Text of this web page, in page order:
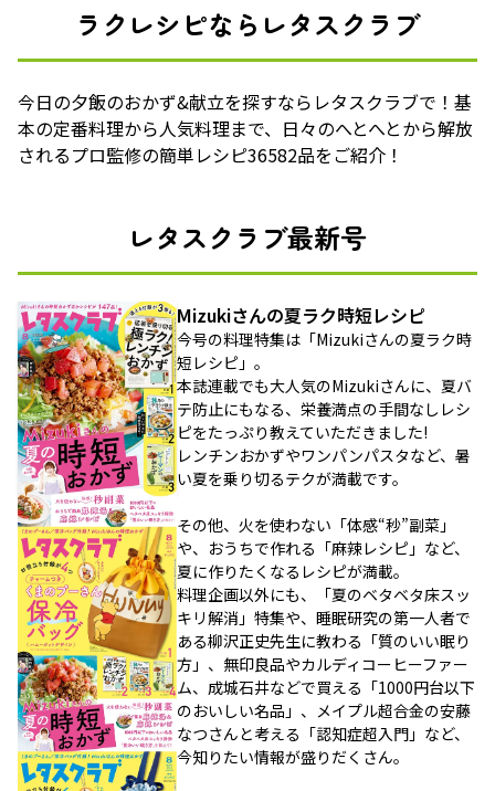
ラクレシピならレタスクラブ
今日の夕飯のおかず&献立を探すならレタスクラブで！基
本の定番料理から人気料理まで、日々のへとへとから解放
されるプロ監修の簡単レシピ36582品をご紹介！
レタスクラブ最新号
Mizukiさんの夏ラク時短レシピ
今号の料理特集は「Mizukiさんの夏ラク時
短レシピ」。
本誌連載でも大人気のMizukiさんに、夏バ
テ防止にもなる、栄養満点の手間なしレシ
ピをたっぷり教えていただきました!
レンチンおかずやワンパンパスタなど、暑
い夏を乗り切るテクが満載です。
その他、火を使わない「体感“秒”副菜」
や、おうちで作れる「麻辣レシピ」など、
夏に作りたくなるレシピが満載。
料理企画以外にも、「夏のベタベタ床スッ
キリ解消」特集や、睡眠研究の第一人者で
ある柳沢正史先生に教わる「質のいい眠り
方」、無印良品やカルディコーヒーファー
ム、成城石井などで買える「1000円台以下
のおいしい名品」、メイプル超合金の安藤
なつさんと考える「認知症超入門」など、
今知りたい情報が盛りだくさん。